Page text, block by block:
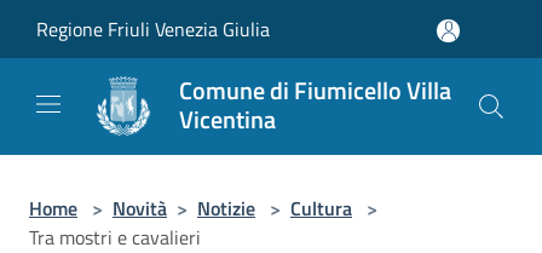
Regione Friuli Venezia Giulia
Comune di Fiumicello Villa
Vicentina
Home > Novità > Notizie > Cultura >
Tra mostri e cavalieri